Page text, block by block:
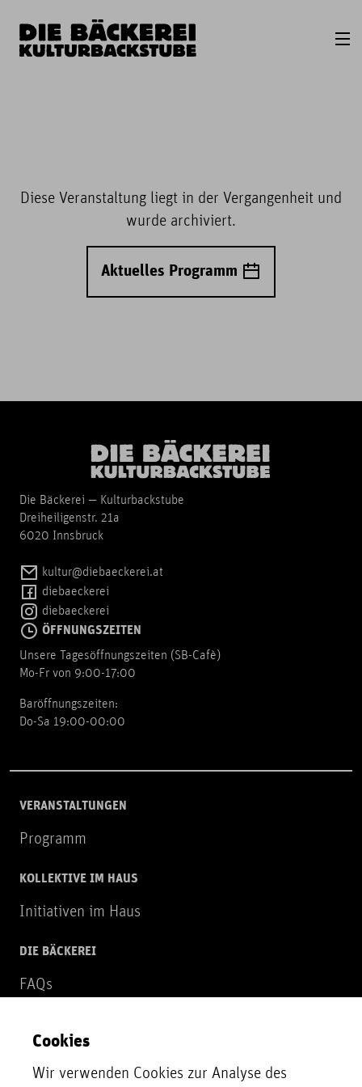
Diese Veranstaltung liegt in der Vergangenheit und
wurde archiviert.
Aktuelles Programm
Die Bäckerei — Kulturbackstube
Dreiheiligenstr. 21a
6020 Innsbruck
kultur@diebaeckerei.at
diebaeckerei
diebaeckerei
ÖFFNUNGSZEITEN
Unsere Tagesöffnungszeiten (SB-Cafè)
Mo-Fr von 9:00-17:00
Baröffnungszeiten:
Do-Sa 19:00-00:00
VERANSTALTUNGEN
Programm
KOLLEKTIVE IM HAUS
Initiativen im Haus
DIE BÄCKEREI
FAQs
NEWSLETTER
Zur Newsletter Anmeldung
Cookies
Wir verwenden Cookies zur Analyse des